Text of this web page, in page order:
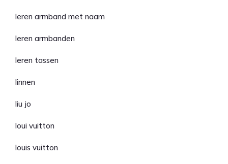
leren armband met naam
leren armbanden
leren tassen
linnen
liu jo
loui vuitton
louis vuitton